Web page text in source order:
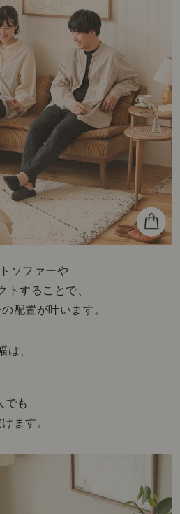
ソファーや
トすることで、
配置が叶います。
は、
でも
ます。